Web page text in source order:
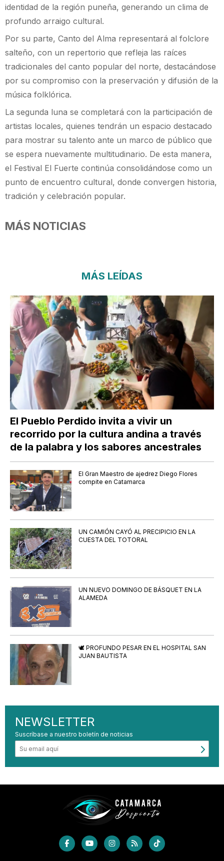
identidad de la región puneña, generando un clima de
profundo arraigo cultural.
Por su parte, Canto del Alma representará al folclore
salteño, con un repertorio que refleja las raíces
tradicionales del canto popular del norte, destacándose
por su compromiso con la preservación y difusión de la
música folklórica.
La segunda luna se completará con la participación de
artistas locales, quienes tendrán un espacio destacado
para mostrar su talento ante un marco de público que
se espera nuevamente multitudinario. De esta manera,
el Festival El Fuerte continúa consolidándose como un
punto de encuentro cultural, donde convergen historia,
tradición y celebración popular.
MÁS NOTICIAS
MÁS LEÍDAS
El Pueblo Perdido invita a vivir un
recorrido por la cultura andina a través
de la palabra y los sabores ancestrales
El Gran Maestro de ajedrez Diego Flores
compite en Catamarca
UN CAMIÓN CAYÓ AL PRECIPICIO EN LA
CUESTA DEL TOTORAL
UN NUEVO DOMINGO DE BÁSQUET EN LA
ALAMEDA
🕊️ PROFUNDO PESAR EN EL HOSPITAL SAN
JUAN BAUTISTA
NEWSLETTER
Suscríbase a nuestro boletín de noticias